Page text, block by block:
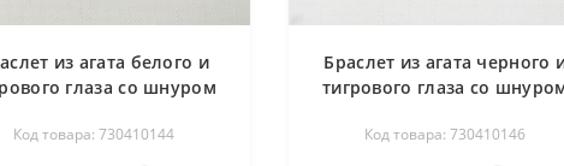
из агата белого и
глаза со шнуром
Код товара: 730410144
Браслет из агата черного
тигрового глаза со
Код товара: 730410146